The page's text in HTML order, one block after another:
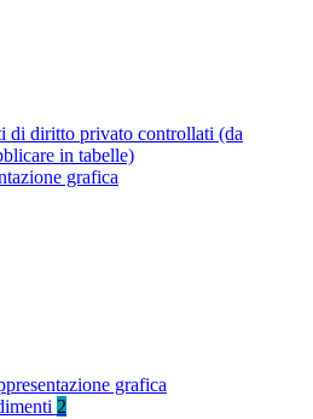
di diritto privato controllati (da
in tabelle)
grafica
grafica
2